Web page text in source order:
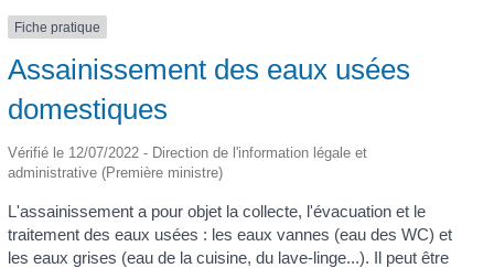
Fiche pratique
Assainissement des eaux usées
domestiques
Vérifié le 12/07/2022 - Direction de l'information légale et
administrative (Première ministre)
L'assainissement a pour objet la collecte, l'évacuation et le
traitement des eaux usées : les eaux vannes (eau des WC) et
les eaux grises (eau de la cuisine, du lave-linge...). Il peut être